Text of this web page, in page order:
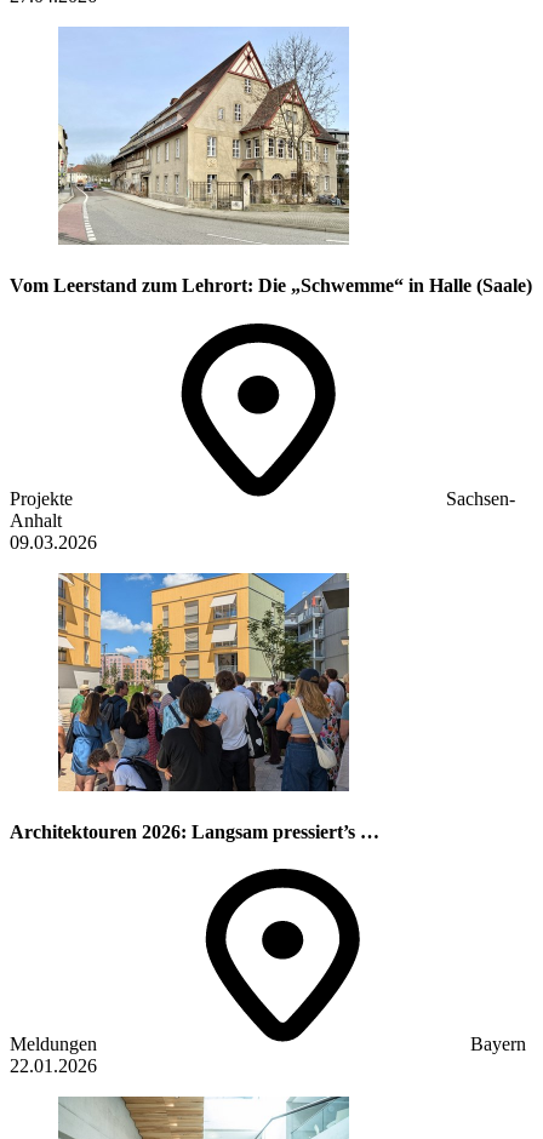
Vom Leerstand zum Lehrort: Die „Schwemme“ in Halle (Saale)
Projekte
Sachsen-
Anhalt
09.03.2026
Architektouren 2026: Langsam pressiert’s …
Meldungen
Bayern
22.01.2026